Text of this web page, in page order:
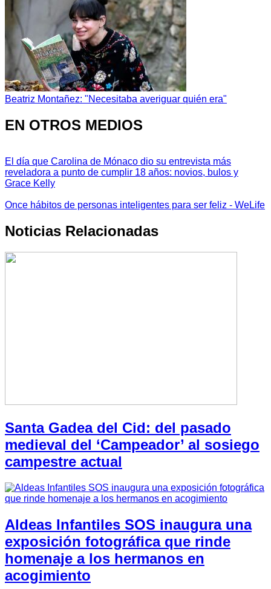
Beatriz Montañez: "Necesitaba averiguar quién era"
EN OTROS MEDIOS
El día que Carolina de Mónaco dio su entrevista más
reveladora a punto de cumplir 18 años: novios, bulos y
Grace Kelly
Once hábitos de personas inteligentes para ser feliz - WeLife
Noticias Relacionadas
Santa Gadea del Cid: del pasado
medieval del ‘Campeador’ al sosiego
campestre actual
Aldeas Infantiles SOS inaugura una
exposición fotográfica que rinde
homenaje a los hermanos en
acogimiento